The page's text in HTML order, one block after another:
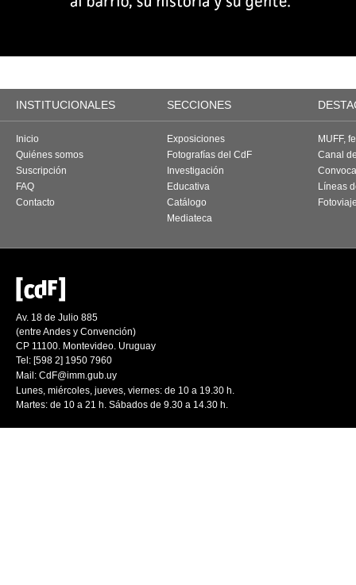
INSTITUCIONALES SECCIONES
Inicio
Quiénes somos
Suscripción
FAQ
Contacto
Exposiciones
Fotografías del CdF
Investigación
Educativa
Catálogo
Mediateca
MUFF,
Canal
Líneas
Av. 18 de Julio 885
(entre Andes y Convención)
CP 11100. Montevideo. Uruguay
Tel: [598 2] 1950 7960
Mail: CdF@imm.gub.uy
Lunes, miércoles, jueves, viernes: de 10 a 19.30 h.
Martes: de 10 a 21 h. Sábados de 9.30 a 14.30 h.